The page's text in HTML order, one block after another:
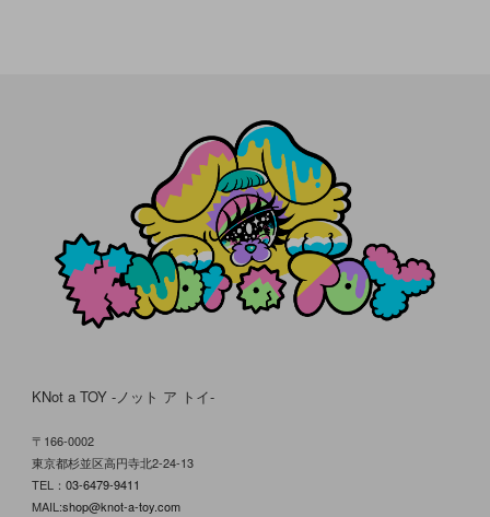
KNot a TOY -ノット ア トイ-
〒166-0002
東京都杉並区高円寺北2-24-13
TEL： 03-6479-9411
MAIL:shop@knot-a-toy.com